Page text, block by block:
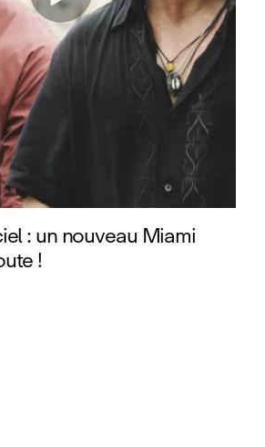
: un nouveau Miami
!